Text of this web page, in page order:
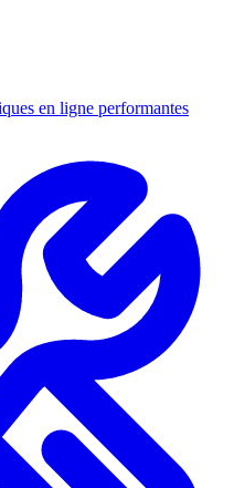
en ligne performantes